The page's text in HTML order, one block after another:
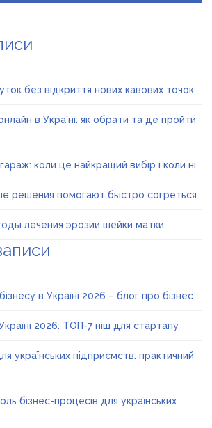
без відкриття нових кавових точок
в Україні: як обрати та де пройти
коли це найкращий вибір і коли ні
решения помогают быстро согреться
лечения эрозии шейки матки
в Україні 2026 – блог про бізнес
Україні 2026: ТОП-7 ніш для стартапу
українських підприємств: практичний
бізнес-процесів для українських